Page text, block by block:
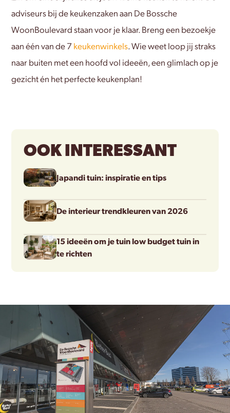
adviseurs bij de keukenzaken aan De Bossche
WoonBoulevard staan voor je klaar. Breng een bezoekje
aan één van de 7 keukenwinkels. Wie weet loop jij straks
naar buiten met een hoofd vol ideeën, een glimlach op je
gezicht én het perfecte keukenplan!
OOK INTERESSANT
Japandi tuin: inspiratie en tips
De interieur trendkleuren van 2026
15 ideeën om je tuin low budget tuin in
te richten